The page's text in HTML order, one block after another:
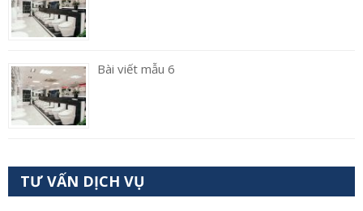
Bài viết mẫu 6
TƯ VẤN DỊCH VỤ